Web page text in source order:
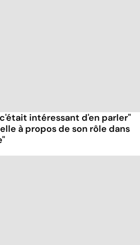
intéressant d'en parler"
à propos de son rôle dans